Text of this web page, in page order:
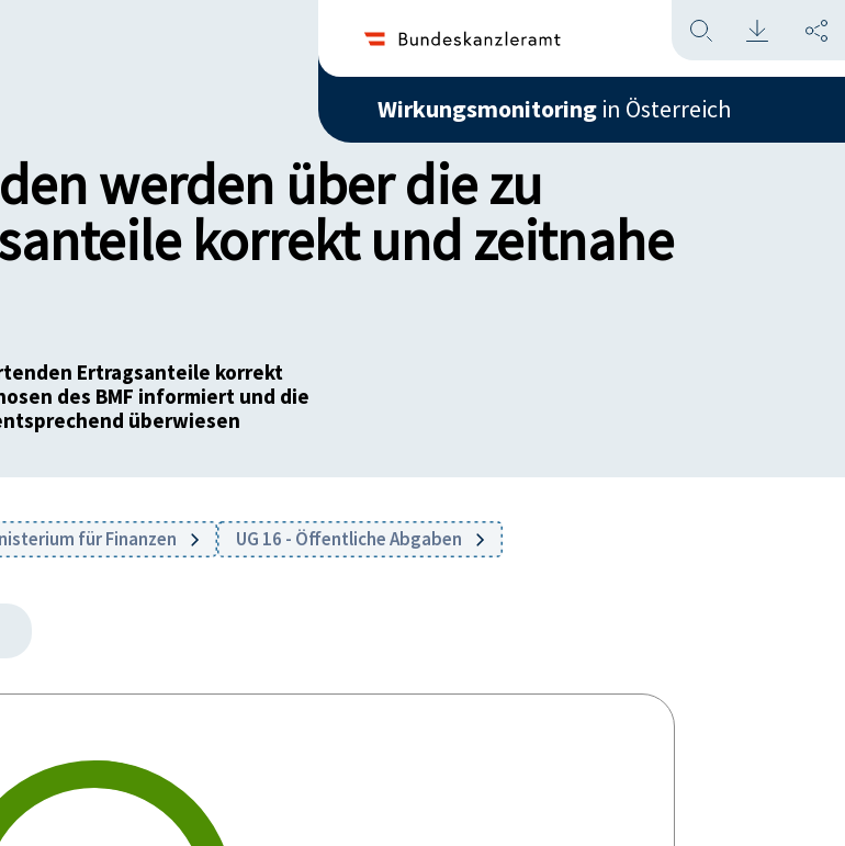
Wirkungsmonitoring in Österreich
werden über die zu
korrekt und zeitnahe
Ertragsanteile korrekt
des BMF informiert und die
überwiesen
für Finanzen UG 16 - Öffentliche Abgaben